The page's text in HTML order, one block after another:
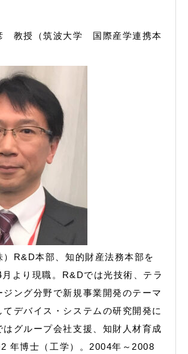
教授（筑波大学 国際産学連携本
）R&D本部、知的財産法務本部を
より現職。R&Dでは光技術、テラ
ジング分野で新規事業開発のテーマ
てデバイス・システムの研究開発に
はグループ会社支援、知財人材育成
年博士（工学）。2004年～2008